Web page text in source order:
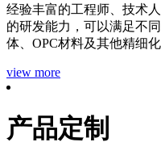
经验丰富的工程师、技术
的研发能力，可以满足不
体、OPC材料及其他精细
view more
产品定制